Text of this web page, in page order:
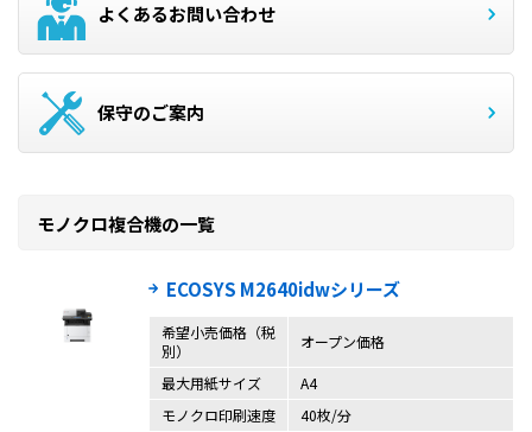
よくあるお問い合わせ
保守のご案内
モノクロ複合機の一覧
ECOSYS M2640idwシリーズ
希望小売価格（税
別）
オープン価格
最大用紙サイズ
A4
モノクロ印刷速度
40枚/分